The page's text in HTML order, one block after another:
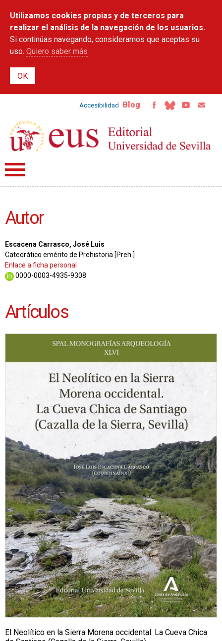
contenido
principal
Utilizamos cookies propias y de terceros para
realizar el análisis de la navegación de los usuarios.
Si continúas navegando, consideramos que aceptas su
uso. Quiero saber más
Accesibilidad Blog
Autor
Escacena Carrasco, José Luis
Catedrático emérito de Prehistoria [Preh.]
Enlace a ficha personal
0000-0003-4935-9308
Artículos
El Neolítico en la Sierra Morena occidental. La Cueva Chica